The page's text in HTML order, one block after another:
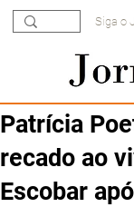
Siga o
Patrícia
recado ao
Escobar